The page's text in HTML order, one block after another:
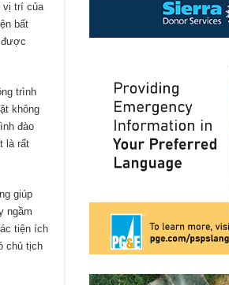
vị trí của
bất
được
trình
không
đào
là rất
giúp
ngầm
tiện ích
chủ tịch